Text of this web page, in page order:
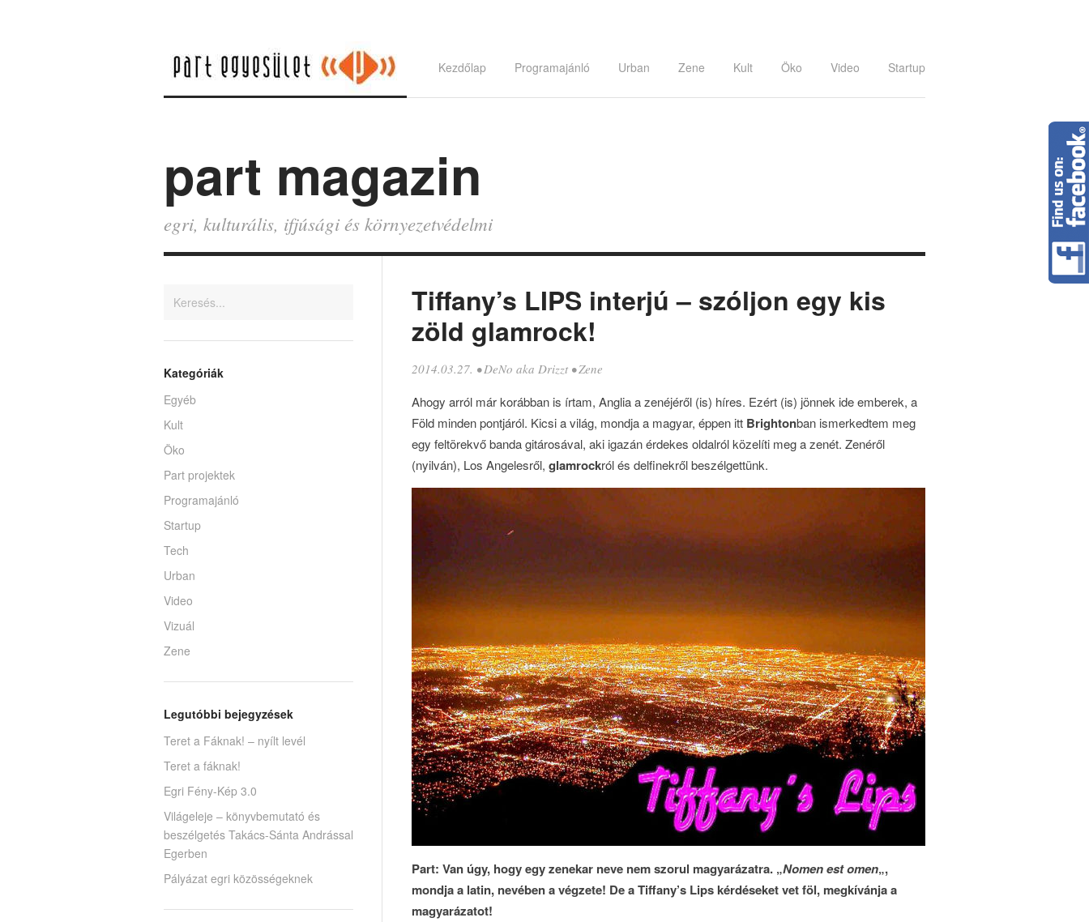
Kezdőlap Programajánló Urban Zene Kult Öko Video Startup
part magazin
egri, kulturális, ifjúsági és környezetvédelmi
Tiffany’s LIPS interjú – szóljon egy kis
zöld glamrock!
2014.03.27. •DeNo aka Drizzt •Zene
Ahogy arról már korábban is írtam, Anglia a zenéjéről (is) híres. Ezért (is) jönnek ide emberek, a
Föld minden pontjáról. Kicsi a világ, mondja a magyar, éppen itt Brightonban ismerkedtem meg
egy feltörekvő banda gitárosával, aki igazán érdekes oldalról közelíti meg a zenét. Zenéről
(nyilván), Los Angelesről, glamrockról és delfinekről beszélgettünk.
Part: Van úgy, hogy egy zenekar neve nem szorul magyarázatra. „Nomen est omen„,
mondja a latin, nevében a végzete! De a Tiffany’s Lips kérdéseket vet föl, megkívánja a
magyarázatot!
Kategóriák
Egyéb
Kult
Öko
Part projektek
Programajánló
Startup
Tech
Urban
Video
Vizuál
Zene
Legutóbbi bejegyzések
Teret a Fáknak! – nyílt levél
Teret a fáknak!
Egri Fény-Kép 3.0
Világeleje – könyvbemutató és
beszélgetés Takács-Sánta Andrással
Egerben
Pályázat egri közösségeknek